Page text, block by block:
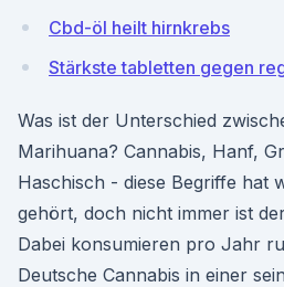
Cbd-öl heilt hirnkrebs
Stärkste tabletten gegen
Was ist der Unterschied
Marihuana? Cannabis, Hanf,
Haschisch - diese Begriffe hat
gehört, doch nicht immer ist
Dabei konsumieren pro Jahr
Deutsche Cannabis in einer